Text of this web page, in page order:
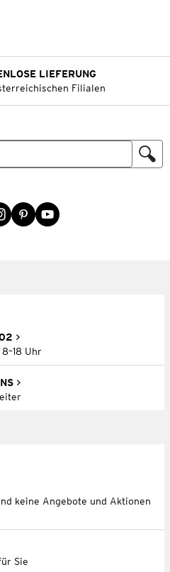
LIEFERUNG
Filialen
Uhr
keine Angebote und Aktionen
Sie